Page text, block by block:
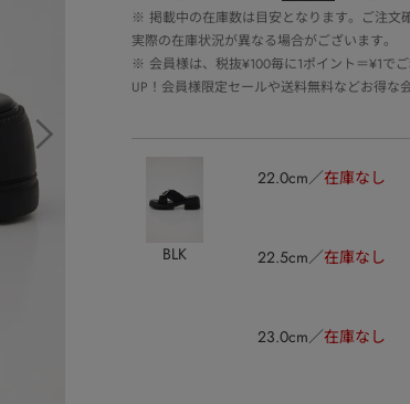
※ 掲載中の在庫数は目安となります。ご注文
実際の在庫状況が異なる場合がございます。
※ 会員様は、税抜¥100毎に1ポイント＝¥1で
UP！会員様限定セールや送料無料などお得な
BLK
22.0cm 在庫なし
22.5cm 在庫なし
23.0cm 在庫なし